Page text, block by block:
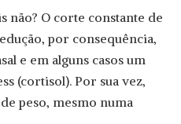
não? O corte constante de
por consequência,
e em alguns casos um
(cortisol). Por sua vez,
peso, mesmo numa